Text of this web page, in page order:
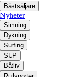
Bästsäljare
Nyheter
Simning
Dykning
Surfing
SUP
Båtliv